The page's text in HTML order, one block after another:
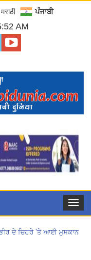
मराठी ਪੰਜਾਬੀ
AM
Toggle
ਦੇ ਚਿਹਰੇ ’ਤੇ ਆਈ ਮੁਸਕਾਨ
– Punjabi Dunia